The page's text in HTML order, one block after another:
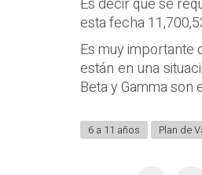
Es decir que se
esta fecha
Es muy importante
están en una
Beta y Gamma
6 a 11 años Plan de